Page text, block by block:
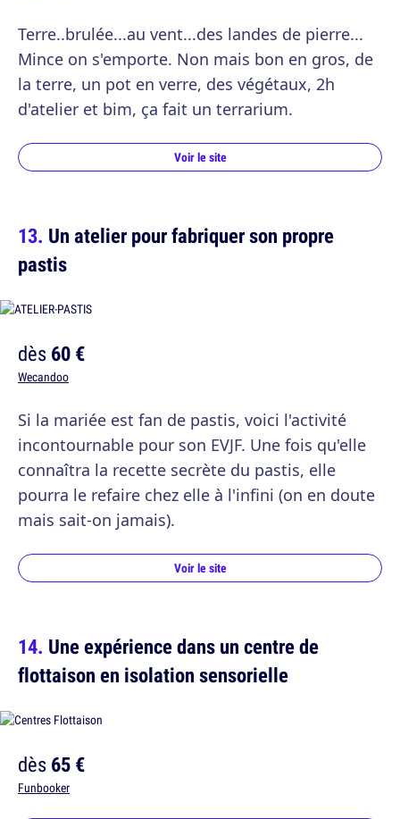
Terre..brulée...au vent...des landes de pierre...
Mince on s'emporte. Non mais bon en gros, de
la terre, un pot en verre, des végétaux, 2h
d'atelier et bim, ça fait un terrarium.
Voir le site
Un atelier pour fabriquer son propre
pastis
dès60 €
Wecandoo
Si la mariée est fan de pastis, voici l'activité
incontournable pour son EVJF. Une fois qu'elle
connaîtra la recette secrète du pastis, elle
pourra le refaire chez elle à l'infini (on en doute
mais sait-on jamais).
Voir le site
Une expérience dans un centre de
flottaison en isolation sensorielle
dès65 €
Funbooker